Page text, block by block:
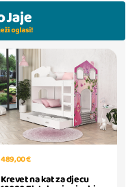
489,00 €
Krevet na kat za djecu